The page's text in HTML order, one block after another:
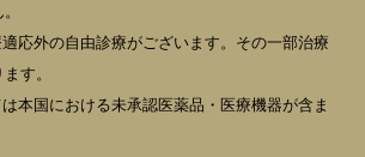
応外の自由診療がございます。その一部治療
す。
本国における未承認医薬品・医療機器が含ま